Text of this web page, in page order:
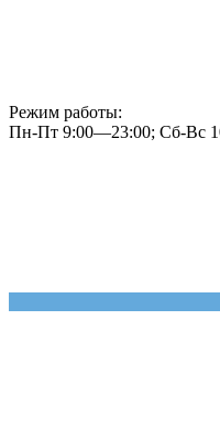
Режим работы:
Пн-Пт 9:00—23:00; Сб-Вс